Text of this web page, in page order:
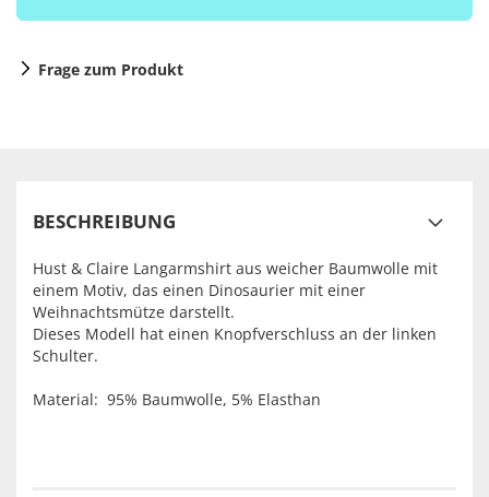
Frage zum Produkt
BESCHREIBUNG
Hust & Claire Langarmshirt aus weicher Baumwolle mit
einem Motiv, das einen Dinosaurier mit einer
Weihnachtsmütze darstellt.
Dieses Modell hat einen Knopfverschluss an der linken
Schulter.
Material: 95% Baumwolle, 5% Elasthan